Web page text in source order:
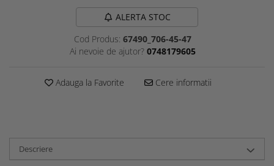
ALERTA STOC
Cod Produs: 67490_706-45-47
Ai nevoie de ajutor? 0748179605
Adauga la Favorite Cere informatii
Descriere